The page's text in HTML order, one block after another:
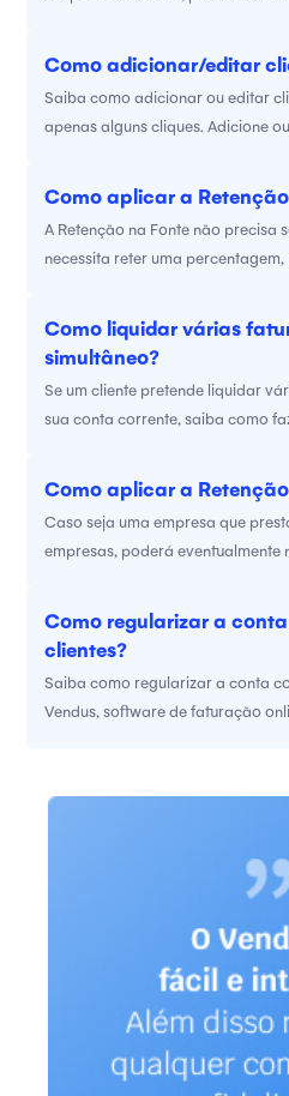
Como adicionar/editar
Saiba como adicionar ou editar
apenas alguns cliques. Adicione
Como aplicar a Retenção
A Retenção na Fonte não precisa
necessita reter uma
como poderá fazê-lo e do que se
Como liquidar várias
simultâneo?
Se um cliente pretende liquidar
sua conta corrente, saiba como
Como aplicar a
Caso seja uma empresa que
empresas, poderá eventualmente
Vendus com apenas 2 passos.
Como regularizar a
clientes?
Saiba como regularizar a conta
Vendus, software de faturação